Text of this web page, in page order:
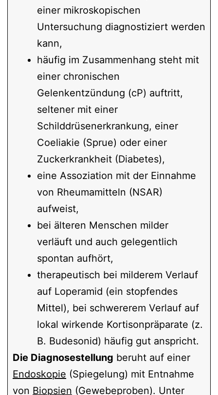
einer mikroskopischen
Untersuchung diagnostiziert werden
kann,
häufig im Zusammenhang steht mit
einer chronischen
Gelenkentzündung (cP) auftritt,
seltener mit einer
Schilddrüsenerkrankung, einer
Coeliakie (Sprue) oder einer
Zuckerkrankheit (Diabetes),
eine Assoziation mit der Einnahme
von Rheumamitteln (NSAR)
aufweist,
bei älteren Menschen milder
verläuft und auch gelegentlich
spontan aufhört,
therapeutisch bei milderem Verlauf
auf Loperamid (ein stopfendes
Mittel), bei schwererem Verlauf auf
lokal wirkende Kortisonpräparate (z.
B. Budesonid) häufig gut anspricht.
Die Diagnosestellung beruht auf einer
Endoskopie (Spiegelung) mit Entnahme
von Biopsien (Gewebeproben). Unter